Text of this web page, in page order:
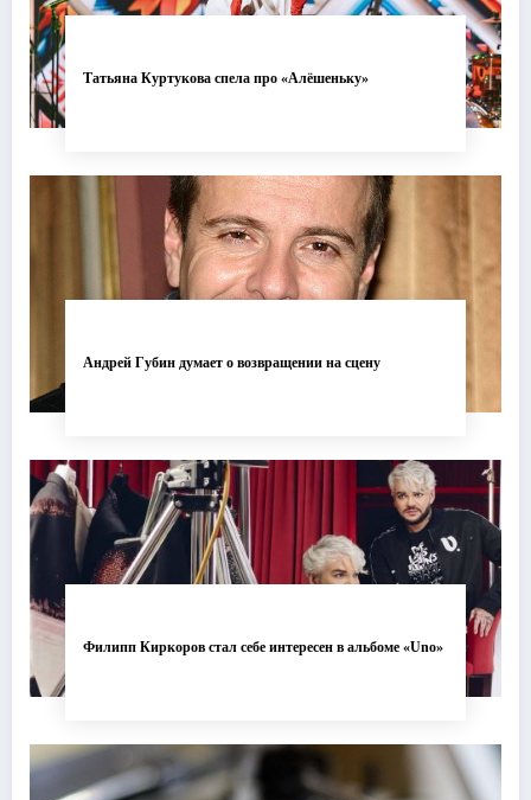
Татьяна Куртукова спела про «Алёшеньку»
Андрей Губин думает о возвращении на сцену
Филипп Киркоров стал себе интересен в альбоме «Uno»